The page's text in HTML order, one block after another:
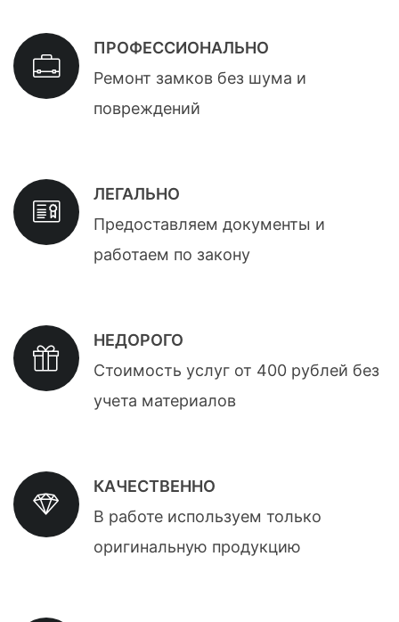
ПРОФЕССИОНАЛЬНО
Ремонт замков без шума и
повреждений
ЛЕГАЛЬНО
Предоставляем документы и
работаем по закону
НЕДОРОГО
Стоимость услуг от 400 рублей без
учета материалов
КАЧЕСТВЕННО
В работе используем только
оригинальную продукцию